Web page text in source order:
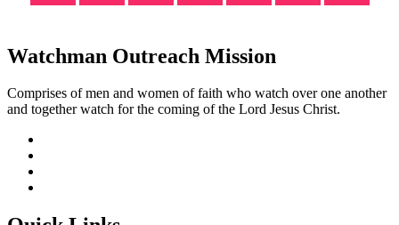
Watchman Outreach Mission
Comprises of men and women of faith who watch over one another
and together watch for the coming of the Lord Jesus Christ.